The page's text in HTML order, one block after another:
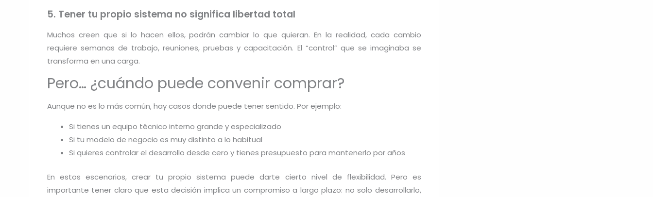
5. Tener tu propio sistema no significa libertad total
Muchos creen que si lo hacen ellos, podrán cambiar lo que quieran. En la realidad, cada cambio
requiere semanas de trabajo, reuniones, pruebas y capacitación. El “control” que se imaginaba se
transforma en una carga.
Pero… ¿cuándo puede convenir comprar?
Aunque no es lo más común, hay casos donde puede tener sentido. Por ejemplo:
Si tienes un equipo técnico interno grande y especializado
Si tu modelo de negocio es muy distinto a lo habitual
Si quieres controlar el desarrollo desde cero y tienes presupuesto para mantenerlo por años
En estos escenarios, crear tu propio sistema puede darte cierto nivel de flexibilidad. Pero es
importante tener claro que esta decisión implica un compromiso a largo plazo: no solo desarrollarlo,